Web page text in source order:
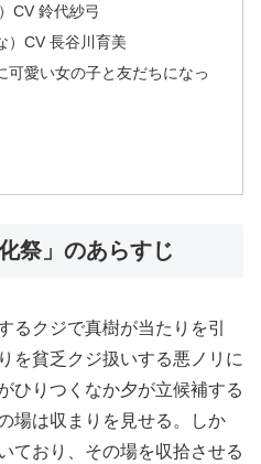
CV 鈴代紗弓
）CV 長谷川育美
可愛い女の子と友だちになっ
祭」のあらすじ
るクジで真樹が当たりを引
を貧乏クジ扱いする悪ノリに
ひりつくなか夕が立候補する
場は収まりを見せる。しか
ており、その場を収拾させる